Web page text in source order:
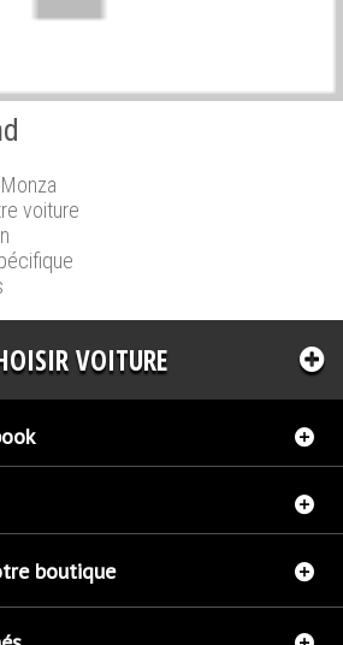
voiture
VOITURE
boutique